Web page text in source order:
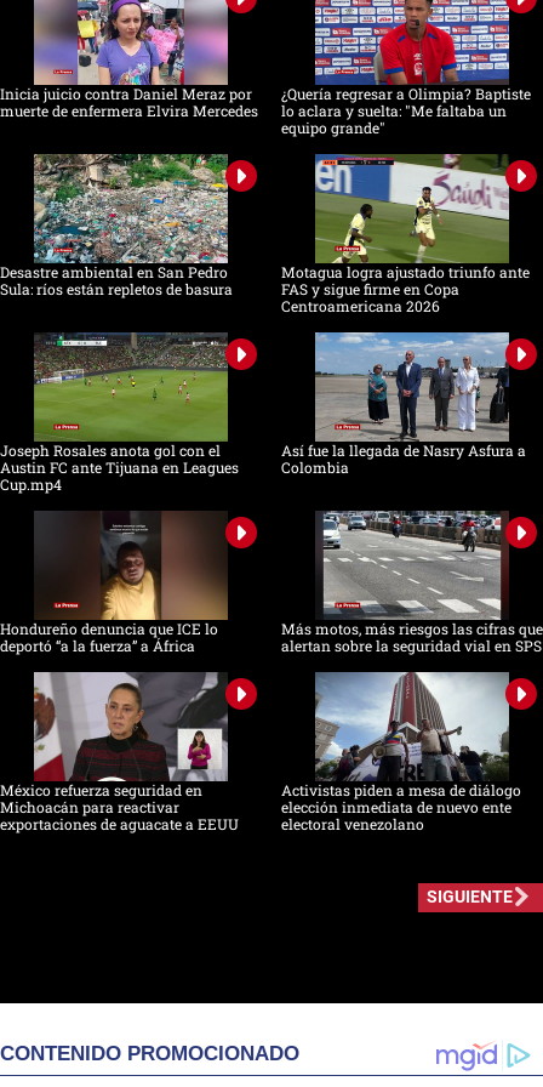
Inicia juicio contra Daniel Meraz por
muerte de enfermera Elvira Mercedes
¿Quería regresar a Olimpia? Baptiste
lo aclara y suelta: "Me faltaba un
equipo grande"
Desastre ambiental en San Pedro
Sula: ríos están repletos de basura
Motagua logra ajustado triunfo ante
FAS y sigue firme en Copa
Centroamericana 2026
Joseph Rosales anota gol con el
Austin FC ante Tijuana en Leagues
Cup.mp4
Así fue la llegada de Nasry Asfura a
Colombia
Hondureño denuncia que ICE lo
deportó “a la fuerza” a África
Más motos, más riesgos las cifras que
alertan sobre la seguridad vial en SPS
México refuerza seguridad en
Michoacán para reactivar
exportaciones de aguacate a EEUU
Activistas piden a mesa de diálogo
elección inmediata de nuevo ente
electoral venezolano
SIGUIENTE
CONTENIDO PROMOCIONADO